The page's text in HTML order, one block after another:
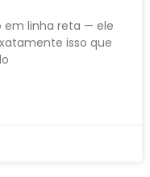
em linha reta — ele
isso que